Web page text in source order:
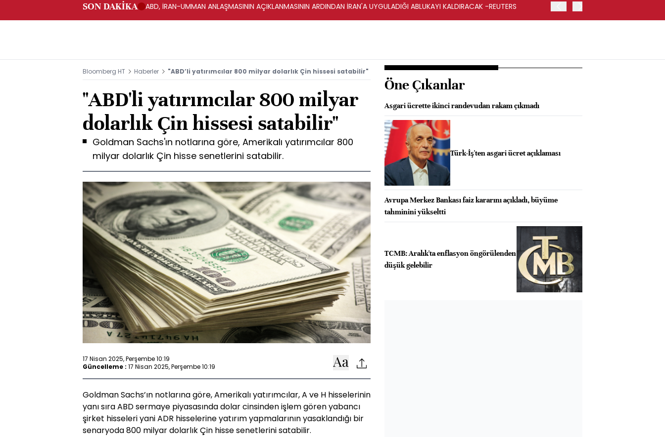
SON DAKİKA ABD, İRAN-UMMAN ANLAŞMASININ AÇIKLANMASININ ARDINDAN İRAN'A UYGULADIĞI ABLUKAYI KALDIRACAK -REUTERS
Bloomberg HT Haberler "ABD’li yatırımcılar 800 milyar dolarlık Çin hissesi satabilir"
"ABD'li yatırımcılar 800 milyar
dolarlık Çin hissesi satabilir"
Goldman Sachs'ın notlarına göre, Amerikalı yatırımcılar 800
milyar dolarlık Çin hisse senetlerini satabilir.
17 Nisan 2025, Perşembe 10:19
Güncelleme : 17 Nisan 2025, Perşembe 10:19
Goldman Sachs’ın notlarına göre, Amerikalı yatırımcılar, A ve H hisselerinin
yanı sıra ABD sermaye piyasasında dolar cinsinden işlem gören yabancı
şirket hisseleri yani ADR hisselerine yatırım yapmalarının yasaklandığı bir
senaryoda 800 milyar dolarlık Çin hisse senetlerini satabilir.
Öne Çıkanlar
Asgari ücrette ikinci randevudan rakam çıkmadı
Türk-İş'ten asgari ücret açıklaması
Avrupa Merkez Bankası faiz kararını açıkladı, büyüme
tahminini yükseltti
TCMB: Aralık'ta enflasyon öngörülenden
düşük gelebilir